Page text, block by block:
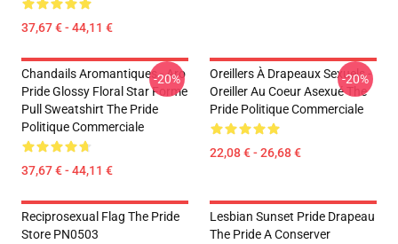
37,67 € - 44,11 €
Chandails Aromantiques - Aro
Pride Glossy Floral Star Forme
Pull Sweatshirt The Pride
Politique Commerciale
37,67 € - 44,11 €
-20%
Oreillers À Drapeaux Sexuels -
Oreiller Au Coeur Asexué The
Pride Politique Commerciale
22,08 € - 26,68 €
-20%
Reciprosexual Flag The Pride
Store PN0503
Lesbian Sunset Pride Drapeau
The Pride A Conserver